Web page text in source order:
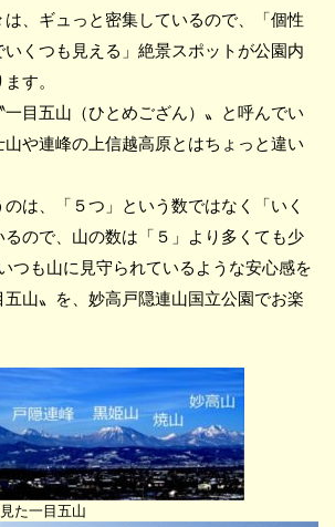
、ギュっと密集しているので、「個性
くつも見える」絶景スポットが公園内
す。
一目五山（ひとめござん）〟と呼んでい
山や連峰の上信越高原とはちょっと違い
は、「５つ」という数ではなく「いく
ので、山の数は「５」より多くても少
つも山に見守られているような安心感を
五山〟を、妙高戸隠連山国立公園でお楽
た一目五山